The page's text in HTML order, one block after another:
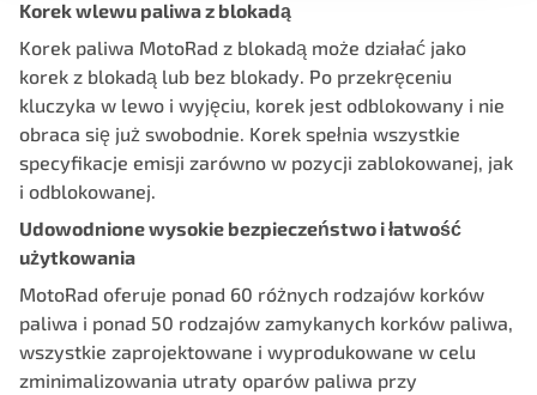
Korek wlewu paliwa z blokadą
Korek paliwa MotoRad z blokadą może działać jako
korek z blokadą lub bez blokady. Po przekręceniu
kluczyka w lewo i wyjęciu, korek jest odblokowany i nie
obraca się już swobodnie. Korek spełnia wszystkie
specyfikacje emisji zarówno w pozycji zablokowanej, jak
i odblokowanej.
Udowodnione wysokie bezpieczeństwo i łatwość
użytkowania
MotoRad oferuje ponad 60 różnych rodzajów korków
paliwa i ponad 50 rodzajów zamykanych korków paliwa,
wszystkie zaprojektowane i wyprodukowane w celu
zminimalizowania utraty oparów paliwa przy